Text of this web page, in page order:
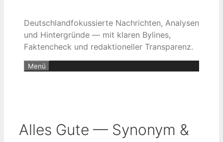
Deutschlandfokussierte Nachrichten, Analysen
und Hintergründe — mit klaren Bylines,
Faktencheck und redaktioneller Transparenz.
Menü
Alles Gute — Synonym &